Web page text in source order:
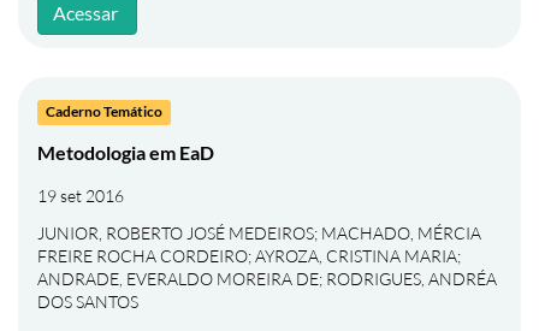
Acessar
Caderno Temático
Metodologia em EaD
19 set 2016
JUNIOR, ROBERTO JOSÉ MEDEIROS; MACHADO, MÉRCIA
FREIRE ROCHA CORDEIRO;AYROZA, CRISTINA MARIA;
ANDRADE, EVERALDO MOREIRA DE; RODRIGUES, ANDRÉA
DOS SANTOS